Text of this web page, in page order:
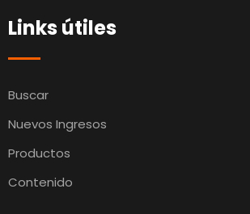
Links útiles
Buscar
Nuevos Ingresos
Productos
Contenido